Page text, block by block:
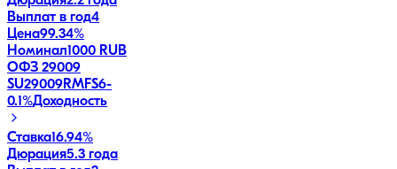
Выплат в год4
Цена99.34%
Номинал1000 RUB
ОФЗ 29009
SU29009RMFS6-
0.1%Доходность
Ставка16.94%
Дюрация5.3 года